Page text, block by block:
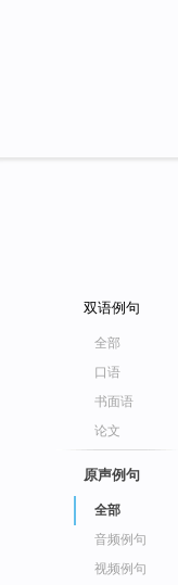
双语例句
全部
口语
书面语
论文
原声例句
全部
音频例句
视频例句